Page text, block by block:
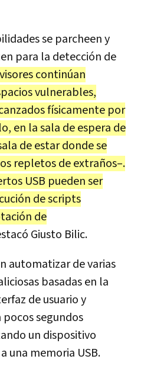
se parcheen y
para la detección de
continúan
vulnerables,
físicamente por
en la sala de espera de
de estar donde se
repletos de extraños–.
USB pueden ser
de scripts
de
Giusto Bilic.
automatizar de varias
basadas en la
de usuario y
segundos
un dispositivo
una memoria USB.